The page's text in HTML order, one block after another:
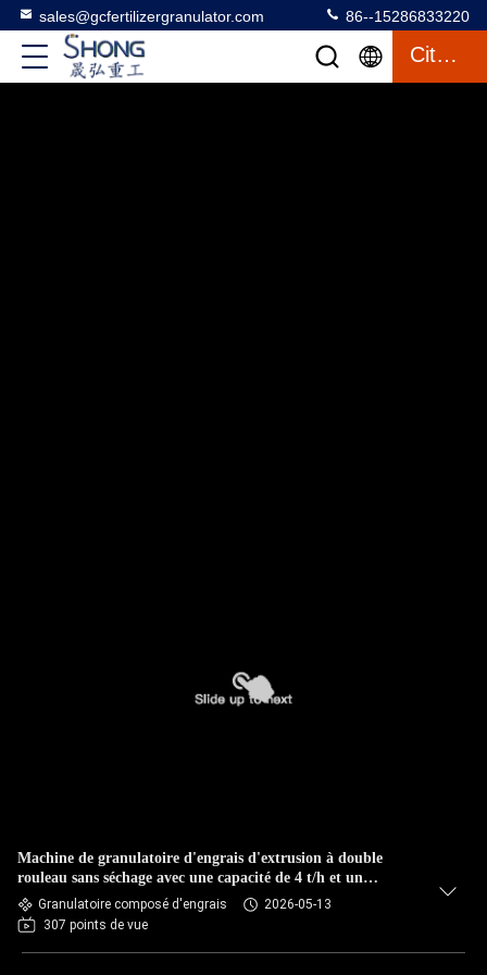
sales@gcfertilizergranulator.com 86--15286833220
Citation
Machine de granulatoire d'engrais d'extrusion à double
rouleau sans séchage avec une capacité de 4 t/h et un
matériau en acier au carbone
Granulatoire composé d'engrais
2026-05-13
307 points de vue